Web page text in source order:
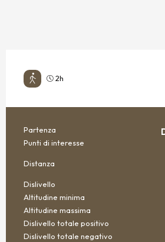
2h
INFORMAZIONI
Partenza
Punti di interesse
Distanza
Dislivello
Altitudine minima
Altitudine massima
Dislivello totale positivo
Dislivello totale negativo